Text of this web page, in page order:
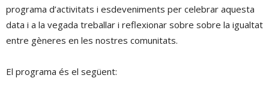
programa d’activitats i esdeveniments per celebrar aquesta
data i a la vegada treballar i reflexionar sobre sobre la igualtat
entre gèneres en les nostres comunitats.
El programa és el següent: